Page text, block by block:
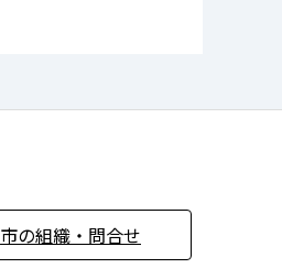
市の組織・問合せ